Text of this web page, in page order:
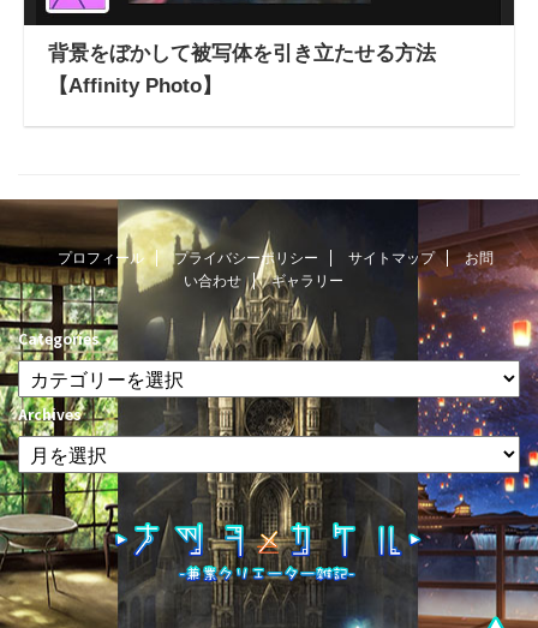
背景をぼかして被写体を引き立たせる方法
【Affinity Photo】
プロフィール プライバシーポリシー サイトマップ
お問
い合わせ
ギャラリー
Categories
Archives